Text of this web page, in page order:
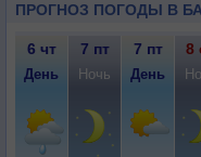
ПРОГНОЗ ПОГОДЫ В
6 чт 7 пт 7 пт 8
День Ночь День